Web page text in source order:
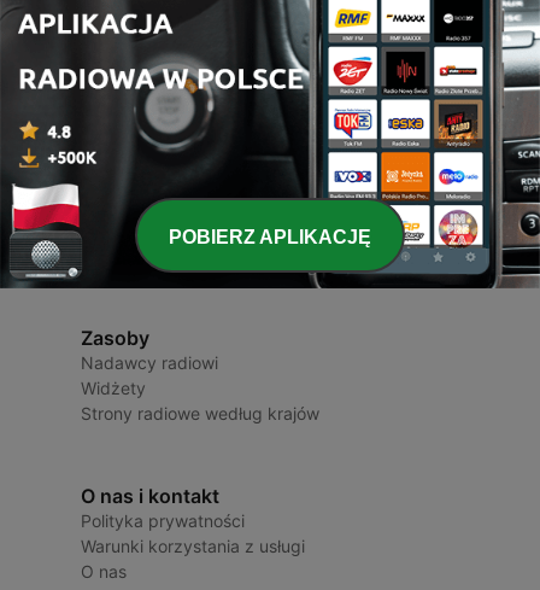
Radio Polska
Stacje radiowe i podcasty
Zasoby
Nadawcy radiowi
Widżety
Strony radiowe według krajów
O nas i kontakt
Polityka prywatności
Warunki korzystania z usługi
O nas
POBIERZ APLIKACJĘ